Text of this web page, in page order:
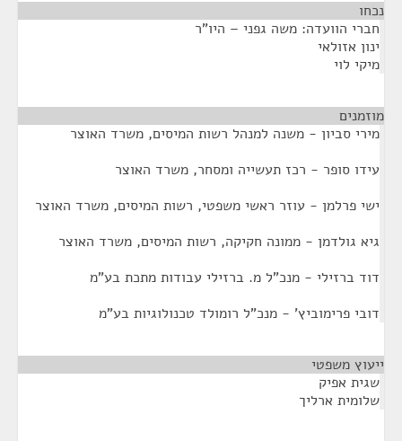
נכחו
חברי הוועדה: משה גפני – היו"ר
ינון אזולאי
מיקי לוי
מוזמנים
מירי סביון - משנה למנהל רשות המיסים, משרד האוצר
עידו סופר - רכז תעשייה ומסחר, משרד האוצר
ישי פרלמן - עוזר ראשי משפטי, רשות המיסים, משרד האוצר
גיא גולדמן - ממונה חקיקה, רשות המיסים, משרד האוצר
דוד ברזילי - מנכ"ל מ. ברזילי עבודות מתכת בע"מ
דובי פרימוביץ' - מנכ"ל רומולד טכנולוגיות בע"מ
ייעוץ משפטי
שגית אפיק
שלומית ארליך